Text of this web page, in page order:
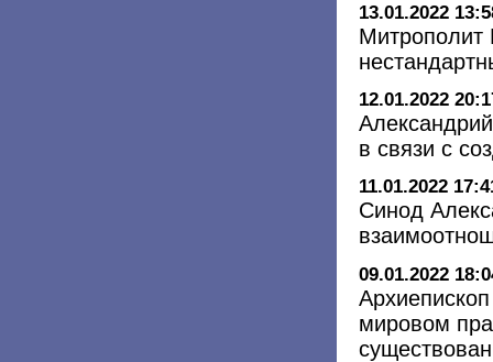
13.01.2022
Митрополит
12.01.2022
в связи с
11.01.2022
Синод
09.01.2022
мировом